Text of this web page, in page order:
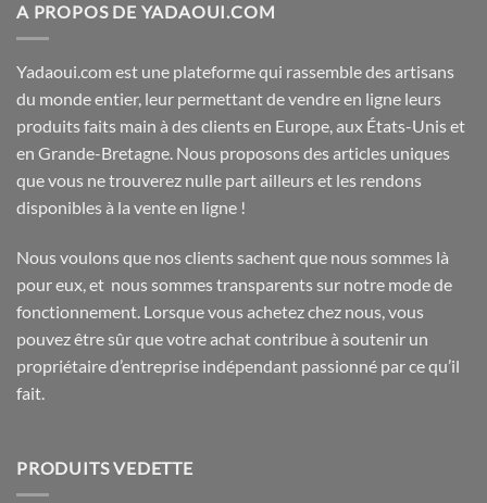
A PROPOS DE YADAOUI.COM
Yadaoui.com est une plateforme qui rassemble des artisans
du monde entier, leur permettant de vendre en ligne leurs
produits faits main à des clients en Europe, aux États-Unis et
en Grande-Bretagne. Nous proposons des articles uniques
que vous ne trouverez nulle part ailleurs et les rendons
disponibles à la vente en ligne !
Nous voulons que nos clients sachent que nous sommes là
pour eux, et nous sommes transparents sur notre mode de
fonctionnement. Lorsque vous achetez chez nous, vous
pouvez être sûr que votre achat contribue à soutenir un
propriétaire d’entreprise indépendant passionné par ce qu’il
fait.
PRODUITS VEDETTE